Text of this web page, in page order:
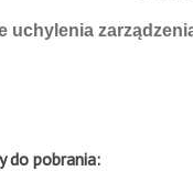
uchylenia
do pobrania: